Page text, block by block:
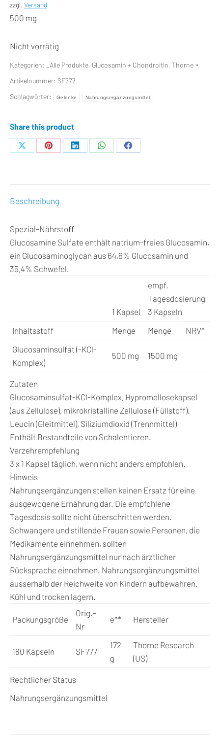
zzgl. Versand
500 mg
Nicht vorrätig
Kategorien: _Alle Produkte, Glucosamin + Chondroitin, Thorne
Artikelnummer: SF777
Schlagwörter:
Gelenke Nahrungsergänzungsmittel
Share this product
Teilen Teilen Teilen Teilen Teilen
Beschreibung
Spezial-Nährstoff
Glucosamine Sulfate enthält natrium-freies Glucosamin,
ein Glucosaminoglycan aus 64,6% Glucosamin und
35,4% Schwefel.
1 Kapsel
empf.
Tagesdosierung
3 Kapseln
Inhaltsstoff
Menge Menge
NRV*
Glucosaminsulfat (-KCl-
Komplex)
500 mg 1500 mg
Zutaten
Glucosaminsulfat-KCl-Komplex, Hypromellosekapsel
(aus Zellulose), mikrokristalline Zellulose (Füllstoff),
Leucin (Gleitmittel), Siliziumdioxid (Trennmittel)
Enthält Bestandteile von Schalentieren.
Verzehrempfehlung
3 x 1 Kapsel täglich, wenn nicht anders empfohlen.
Hinweis
Nahrungsergänzungen stellen keinen Ersatz für eine
ausgewogene Ernährung dar. Die empfohlene
Tagesdosis sollte nicht überschritten werden.
Schwangere und stillende Frauen sowie Personen, die
Medikamente einnehmen, sollten
Nahrungsergänzungsmittel nur nach ärztlicher
Rücksprache einnehmen. Nahrungsergänzungsmittel
ausserhalb der Reichweite von Kindern aufbewahren.
Kühl und trocken lagern.
Packungsgröße
Orig.-
Nr
e** Hersteller
180 Kapseln SF777
172
g
Thorne Research
(US)
Rechtlicher Status
Nahrungsergänzungsmittel